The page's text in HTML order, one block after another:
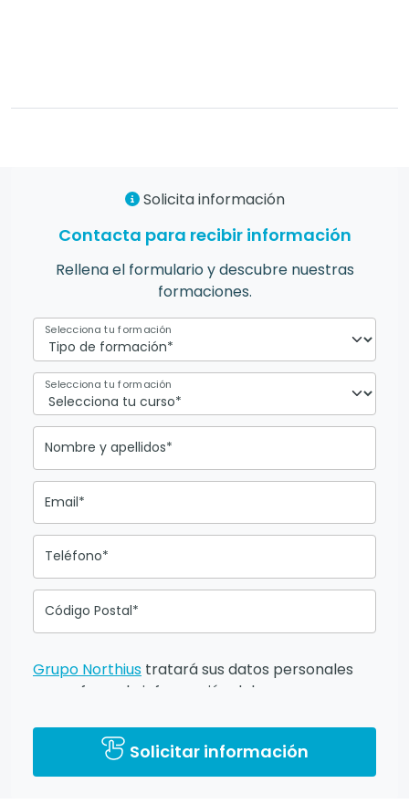
Solicita información
Contacta para recibir información
Rellena el formulario y descubre nuestras
formaciones.
Selecciona tu formación
Selecciona tu formación
Nombre y apellidos*
Email*
Teléfono*
Código Postal*
Grupo Northius tratará sus datos personales
para ofrecerle información del
directamente relacionados con el interés
manifestado y, en su caso, para tramitar la
contratación correspondiente. Compartiremos
Solicitar información